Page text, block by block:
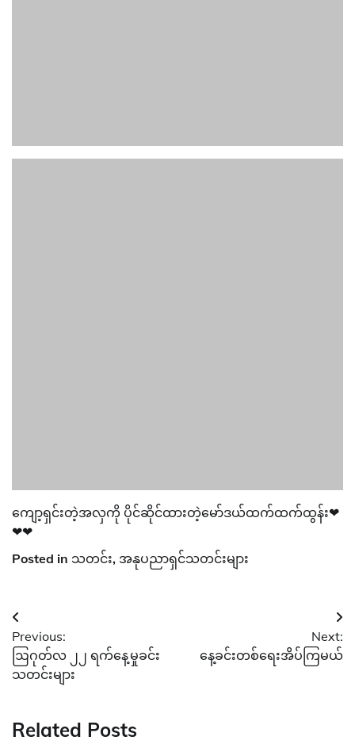
ကျော့ရှင်းတဲ့အလှကို ပိုင်ဆိုင်ထားတဲ့မော်ဒယ်ထက်ထက်ထွန်း❤
❤❤
Posted in သတင်း, အနုပညာရှင်သတင်းများ
Post
navigation
Previous:
ဩဂုတ်လ ၂၂ ရက်နေ့မှုခင်း
သတင်းများ
Next:
နေ့ခင်းတစ်ရေးအိပ်ကြမယ်
Related Posts